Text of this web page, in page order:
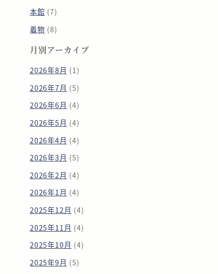
本館 (7)
着物 (8)
月別アーカイブ
2026年8月 (1)
2026年7月 (5)
2026年6月 (4)
2026年5月 (4)
2026年4月 (4)
2026年3月 (5)
2026年2月 (4)
2026年1月 (4)
2025年12月 (4)
2025年11月 (4)
2025年10月 (4)
2025年9月 (5)